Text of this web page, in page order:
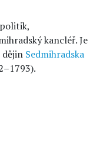
kancléř. Je
dějin Sedmihradska